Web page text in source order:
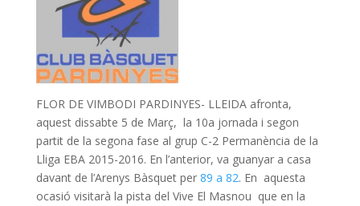
FLOR DE VIMBODI PARDINYES- LLEIDA afronta,
aquest dissabte 5 de Març, la 10a jornada i segon
partit de la segona fase al grup C-2 Permanència de la
Lliga EBA 2015-2016. En l’anterior, va guanyar a casa
davant de l’Arenys Bàsquet per 89 a 82. En aquesta
ocasió visitarà la pista del Vive El Masnou que en la